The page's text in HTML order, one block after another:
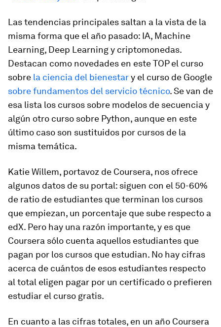
Las tendencias principales saltan a la vista de la
misma forma que el año pasado: IA, Machine
Learning, Deep Learning y criptomonedas.
Destacan como novedades en este TOP el curso
sobre la ciencia del bienestary el curso de Google
sobre fundamentos del servicio técnico. Se van de
esa lista los cursos sobre modelos de secuencia y
algún otro curso sobre Python, aunque en este
último caso son sustituidos por cursos de la
misma temática.
Katie Willem, portavoz de Coursera, nos ofrece
algunos datos de su portal: siguen con el 50-60%
de ratio de estudiantes que terminan los cursos
que empiezan, un porcentaje que sube respecto a
edX. Pero hay una razón importante, y es que
Coursera sólo cuenta aquellos estudiantes que
pagan por los cursos que estudian. No hay cifras
acerca de cuántos de esos estudiantes respecto
al total eligen pagar por un certificado o prefieren
estudiar el curso gratis.
En cuanto a las cifras totales, en un año Coursera